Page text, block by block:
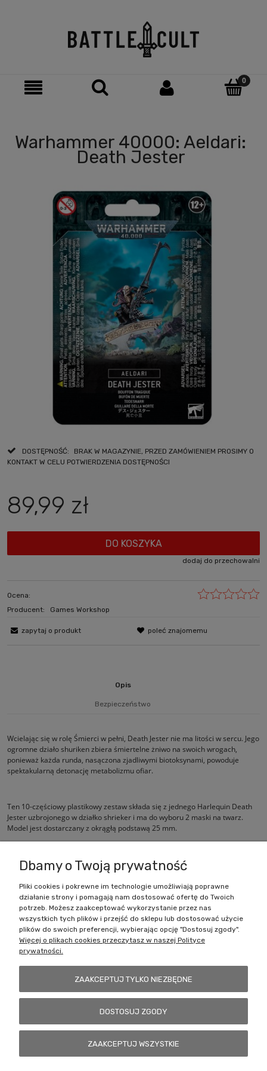
Warhammer 40000: Aeldari:
Death Jester
DOSTĘPNOŚĆ:
BRAK W MAGAZYNIE, PRZED ZAMÓWIENIEM PROSIMY O
KONTAKT W CELU POTWIERDZENIA DOSTĘPNOŚCI
89,99 zł
DO KOSZYKA
dodaj do przechowalni
Ocena:
Producent:
Games Workshop
zapytaj o produkt poleć znajomemu
Opis
Bezpieczeństwo
Wcielając się w rolę Śmierci w pełni, Death Jester nie ma litości w sercu. Jego
ogromne działo shuriken zbiera śmiertelne żniwo na swoich wrogach,
ponieważ każda runda, nasączona zjadliwymi biotoksynami, powoduje
spektakularną detonację metabolizmu ofiar.
Ten 10-częściowy plastikowy zestaw składa się z jednego Harlequin Death
Jester uzbrojonego w działko shrieker i ma do wyboru 2 maski na twarz.
Model jest dostarczany z okrągłą podstawą 25 mm.
Zakupy
Pomoc
Dbamy o Twoją prywatność
Pliki cookies i pokrewne im technologie umożliwiają poprawne
działanie strony i pomagają nam dostosować ofertę do Twoich
potrzeb. Możesz zaakceptować wykorzystanie przez nas
wszystkich tych plików i przejść do sklepu lub dostosować użycie
plików do swoich preferencji, wybierając opcję "Dostosuj zgody".
Więcej o plikach cookies przeczytasz w naszej Polityce
prywatności.
ZAAKCEPTUJ TYLKO NIEZBĘDNE
DOSTOSUJ ZGODY
ZAAKCEPTUJ WSZYSTKIE